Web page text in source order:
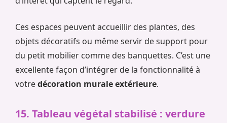
Ces espaces peuvent accueillir des plantes, des
objets décoratifs ou même servir de support pour
du petit mobilier comme des banquettes. C’est une
excellente façon d’intégrer de la fonctionnalité à
votredécoration murale extérieure.
15. Tableau végétal stabilisé : verdure